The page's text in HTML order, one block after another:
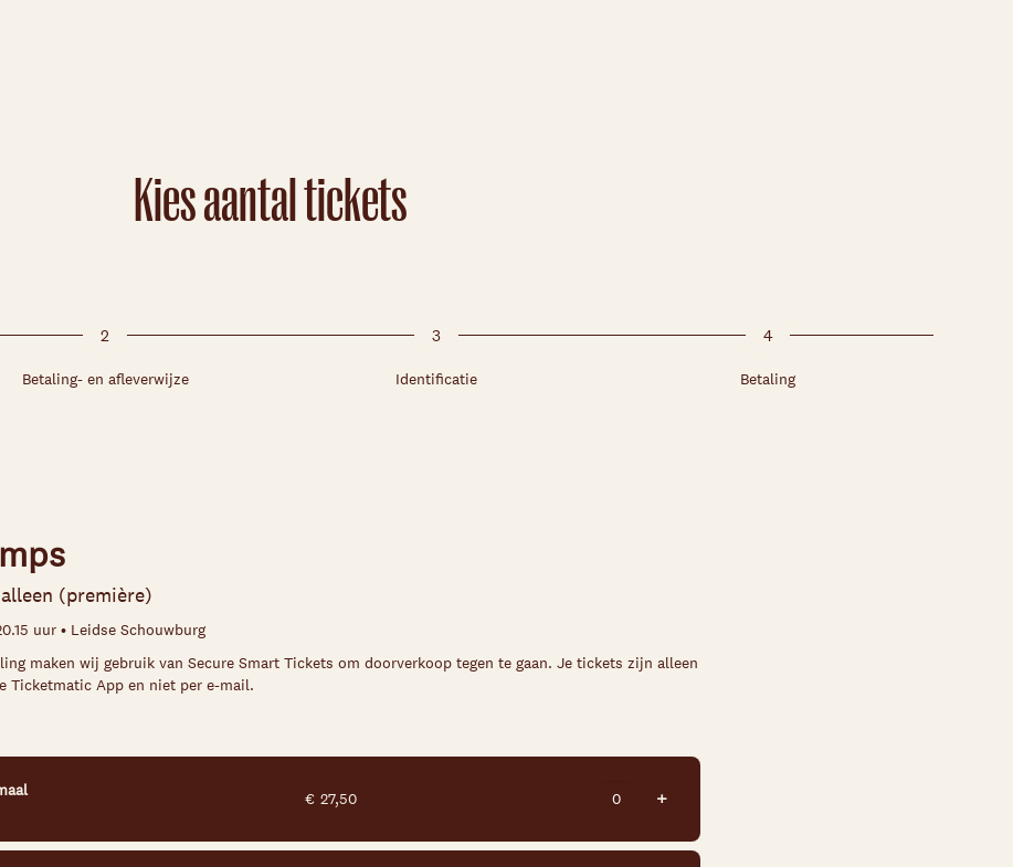
Kies aantal tickets
2
Betaling- en afleverwijze
3
Identificatie
4
Betaling
(première)
uur • Leidse Schouwburg
maken wij gebruik van Secure Smart Tickets om doorverkoop tegen te gaan. Je tickets zijn alleen
Ticketmatic App en niet per e-mail.
€ 27,50 +Voeg ticket toe